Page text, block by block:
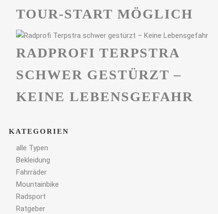
TOUR-START MÖGLICH
RADPROFI TERPSTRA
SCHWER GESTÜRZT –
KEINE LEBENSGEFAHR
KATEGORIEN
alle Typen
Bekleidung
Fahrräder
Mountainbike
Radsport
Ratgeber